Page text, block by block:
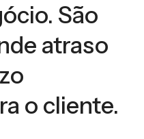
São
atraso
o cliente.